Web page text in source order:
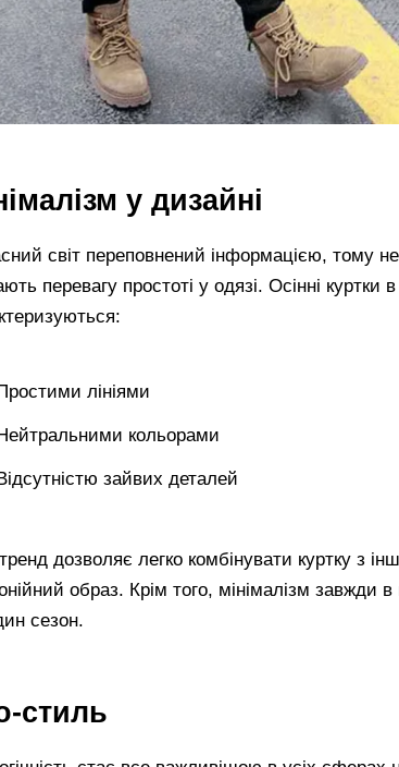
у дизайні
світ переповнений інформацією, тому не
перевагу простоті у одязі. Осінні куртки
Простими лініями
кольорами
зайвих деталей
дозволяє легко комбінувати куртку з
образ. Крім того, мінімалізм завжди
сезон.
стиль